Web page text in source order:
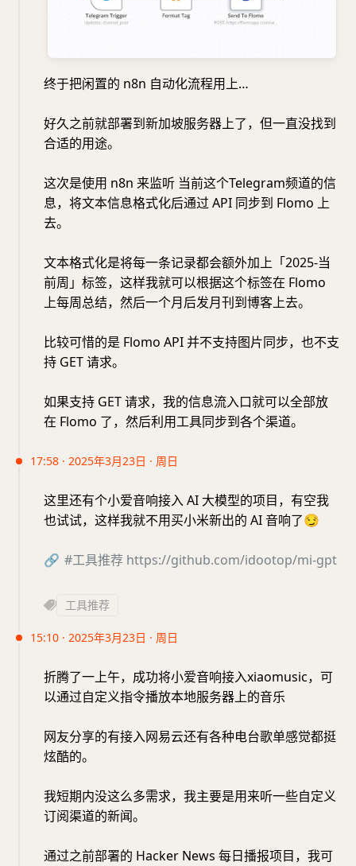
终于把闲置的 n8n 自动化流程用上…
好久之前就部署到新加坡服务器上了，但一直没找到
合适的用途。
这次是使用 n8n 来监听 当前这个Telegram频道的信
息，将文本信息格式化后通过 API 同步到 Flomo 上
去。
文本格式化是将每一条记录都会额外加上「2025-当
前周」标签，这样我就可以根据这个标签在 Flomo
上每周总结，然后一个月后发月刊到博客上去。
比较可惜的是 Flomo API 并不支持图片同步，也不支
持 GET 请求。
如果支持 GET 请求，我的信息流入口就可以全部放
在 Flomo 了，然后利用工具同步到各个渠道。
17:58 · 2025年3月23日 · 周日
这里还有个小爱音响接入 AI 大模型的项目，有空我
也试试，这样我就不用买小米新出的 AI 音响了😏
🔗 #工具推荐 https://github.com/idootop/mi-gpt
工具推荐
15:10 · 2025年3月23日 · 周日
折腾了一上午，成功将小爱音响接入xiaomusic，可
以通过自定义指令播放本地服务器上的音乐
网友分享的有接入网易云还有各种电台歌单感觉都挺
炫酷的。
我短期内没这么多需求，我主要是用来听一些自定义
订阅渠道的新闻。
通过之前部署的 Hacker News 每日播报项目，我可